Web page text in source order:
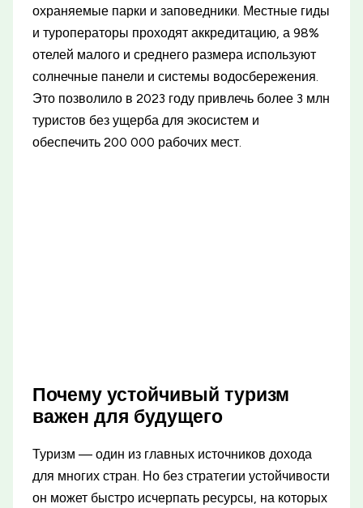
охраняемые парки и заповедники. Местные гиды
и туроператоры проходят аккредитацию, а 98%
отелей малого и среднего размера используют
солнечные панели и системы водосбережения.
Это позволило в 2023 году привлечь более 3 млн
туристов без ущерба для экосистем и
обеспечить 200 000 рабочих мест.
Почему устойчивый туризм
важен для будущего
Туризм — один из главных источников дохода
для многих стран. Но без стратегии устойчивости
он может быстро исчерпать ресурсы, на которых